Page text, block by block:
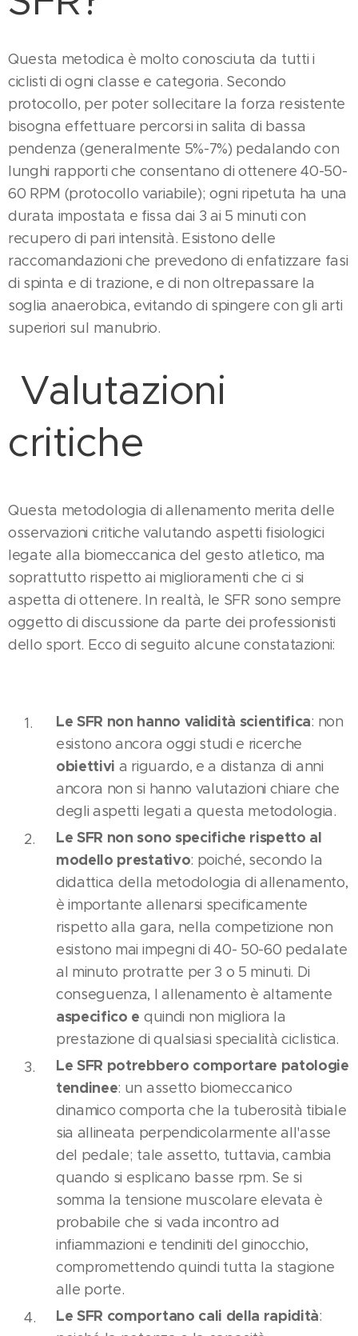
Questa metodica è molto conosciuta da tutti i
ciclisti di ogni classe e categoria. Secondo
protocollo, per poter sollecitare la forza resistente
bisogna effettuare percorsi in salita di bassa
pendenza (generalmente 5%-7%) pedalando con
lunghi rapporti che consentano di ottenere 40-50-
60 RPM (protocollo variabile); ogni ripetuta ha una
durata impostata e fissa dai 3 ai 5 minuti con
recupero di pari intensità. Esistono delle
raccomandazioni che prevedono di enfatizzare fasi
di spinta e di trazione, e di non oltrepassare la
soglia anaerobica, evitando di spingere con gli arti
superiori sul manubrio.
Valutazioni
critiche
Questa metodologia di allenamento merita delle
osservazioni critiche valutando aspetti fisiologici
legate alla biomeccanica del gesto atletico, ma
soprattutto rispetto ai miglioramenti che ci si
aspetta di ottenere. In realtà, le SFR sono sempre
oggetto di discussione da parte dei professionisti
dello sport. Ecco di seguito alcune constatazioni:
Le SFR non hanno validità scientifica: non
esistono ancora oggi studi e ricerche
obiettivi a riguardo, e a distanza di anni
ancora non si hanno valutazioni chiare che
degli aspetti legati a questa metodologia.
Le SFR non sono specifiche rispetto al
modello prestativo: poiché, secondo la
didattica della metodologia di allenamento,
è importante allenarsi specificamente
rispetto alla gara, nella competizione non
esistono mai impegni di 40- 50-60 pedalate
al minuto protratte per 3 o 5 minuti. Di
conseguenza, l allenamento è altamente
aspecifico e quindi non migliora la
prestazione di qualsiasi specialità ciclistica.
Le SFR potrebbero comportare patologie
tendinee: un assetto biomeccanico
dinamico comporta che la tuberosità tibiale
sia allineata perpendicolarmente all'asse
del pedale; tale assetto, tuttavia, cambia
quando si esplicano basse rpm. Se si
somma la tensione muscolare elevata è
probabile che si vada incontro ad
infiammazioni e tendiniti del ginocchio,
compromettendo quindi tutta la stagione
alle porte.
Le SFR comportano cali della rapidità: